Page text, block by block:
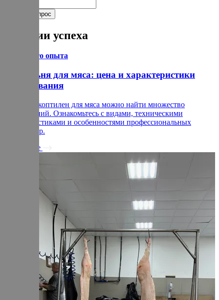
Истории успеха
Из личного опыта
Коптильня для мяса: цена и характеристики
оборудования
На рынке коптилен для мяса можно найти множество
предложений. Ознакомьтесь с видами, техническими
характеристиками и особенностями профессиональных
термокамер.
Подробнее